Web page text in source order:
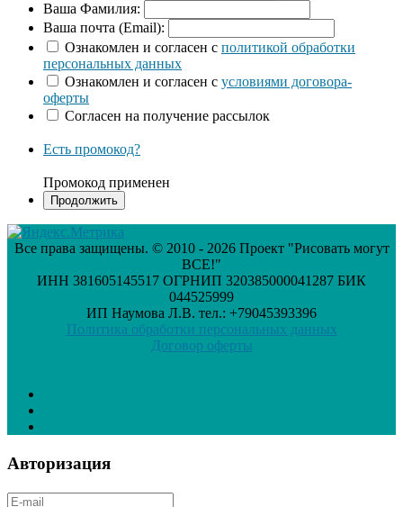
Ваша Фамилия:
Ваша почта (Email):
Ознакомлен и согласен с политикой обработки
персональных данных
Ознакомлен и согласен с условиями договора-
оферты
Согласен на получение рассылок
Есть промокод?
Промокод применен
Все права защищены. © 2010 - 2026 Проект "Рисовать могут
ВСЕ!"
ИНН 381605145517 ОГРНИП 320385000041287 БИК
044525999
ИП Наумова Л.В. тел.: +79045393396
Политика обработки персональных данных
Договор оферты
Авторизация